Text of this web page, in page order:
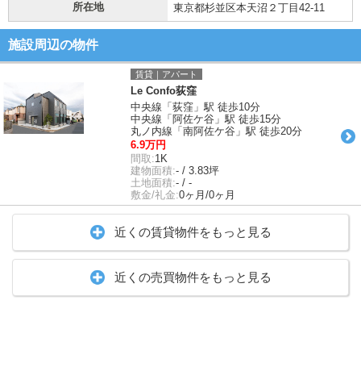
所在地 東京都杉並区本天沼２丁目42-11
施設周辺の物件
賃貸｜アパート
Le Confo荻窪
中央線「荻窪」駅 徒歩10分
中央線「阿佐ケ谷」駅 徒歩15分
丸ノ内線「南阿佐ケ谷」駅 徒歩20分
6.9万円
間取:1K
建物面積:- / 3.83坪
土地面積:- / -
敷金/礼金:0ヶ月/0ヶ月
近くの賃貸物件をもっと見る
近くの売買物件をもっと見る